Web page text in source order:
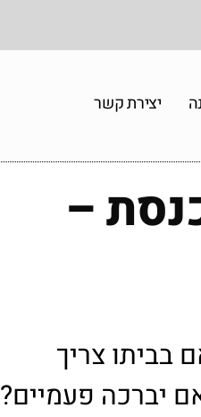
יצירת קשר
–
בביתו צריך
יברכה פעמיים?